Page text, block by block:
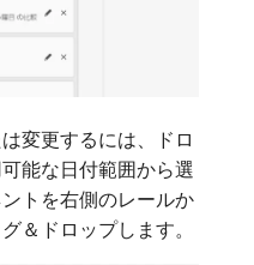
変更するには、ドロ
能な日付範囲から選
トを右側のレールか
＆ドロップします。